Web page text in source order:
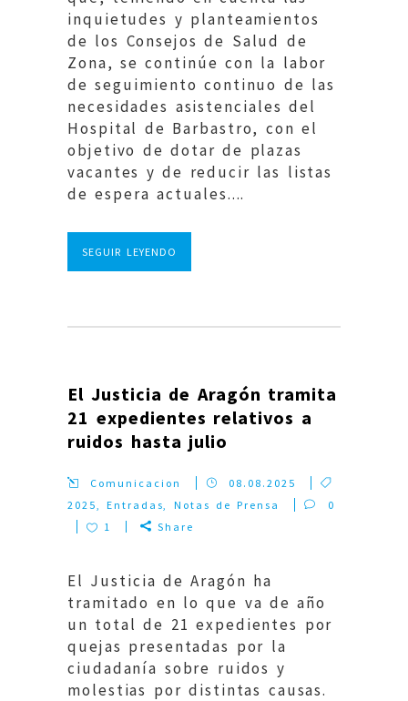
inquietudes y planteamientos
de los Consejos de Salud de
Zona, se continúe con la labor
de seguimiento continuo de las
necesidades asistenciales del
Hospital de Barbastro, con el
objetivo de dotar de plazas
vacantes y de reducir las listas
de espera actuales....
SEGUIR LEYENDO
El Justicia de Aragón tramita
21 expedientes relativos a
ruidos hasta julio
Comunicacion
08.08.2025
2025,Entradas, Notas de Prensa
0
1
Share
El Justicia de Aragón ha
tramitado en lo que va de año
un total de 21 expedientes por
quejas presentadas por la
ciudadanía sobre ruidos y
molestias por distintas causas.